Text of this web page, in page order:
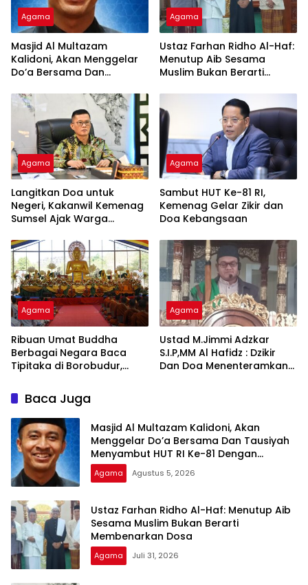
Agama
Masjid Al Multazam
Kalidoni, Akan Menggelar
Do’a Bersama Dan
RI Ke-81 Dengan
Pembicara Ustadz Qoim
Nur’aini M.Pd
Agama
Ustaz Farhan Ridho Al-Haf:
Menutup Aib Sesama
Muslim Bukan Berarti
Agama
Langitkan Doa untuk
Negeri, Kakanwil Kemenag
Sumsel Ajak Warga
Kebangsaan di Monas
Agama
Sambut HUT Ke-81 RI,
Kemenag Gelar Zikir dan
Doa Kebangsaan
Agama
Ribuan Umat Buddha
Berbagai Negara Baca
Tipitaka di Borobudur,
Dhamma
Agama
Ustad M.Jimmi Adzkar
S.I.P,MM Al Hafidz : Dzikir
Dan Doa Menenteramkan
Baca Juga
Masjid Al Multazam Kalidoni, Akan
Menggelar Do’a Bersama Dan Tausiyah
Menyambut HUT RI Ke-81 Dengan
Pembicara Ustadz Qoim Nur’aini M.Pd
Agama Agustus 5, 2026
Ustaz Farhan Ridho Al-Haf: Menutup Aib
Sesama Muslim Bukan Berarti
Membenarkan Dosa
Agama Juli 31, 2026